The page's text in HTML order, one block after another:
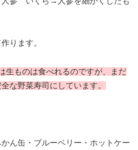
ります。
生ものは食べれるのですが、まだ
な野菜寿司にしています。
ん缶・ブルーベリー・ホットケー